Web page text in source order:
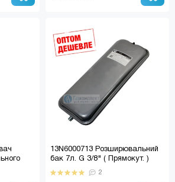
13N6000713 Розширювальний
бак 7л. G 3/8" ( Прямокут. )
BERETTA, IMMERGAS,
FERROLI, SIME (13N6000724)
2